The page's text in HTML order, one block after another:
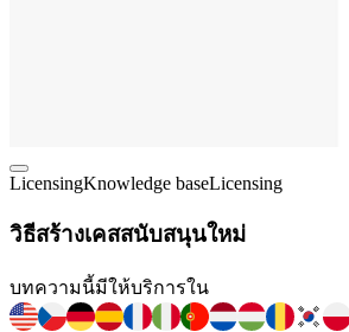
LicensingKnowledge baseLicensing
วิธีสร้างเคสสนับสนุนใหม่
บทความนี้มีให้บริการใน